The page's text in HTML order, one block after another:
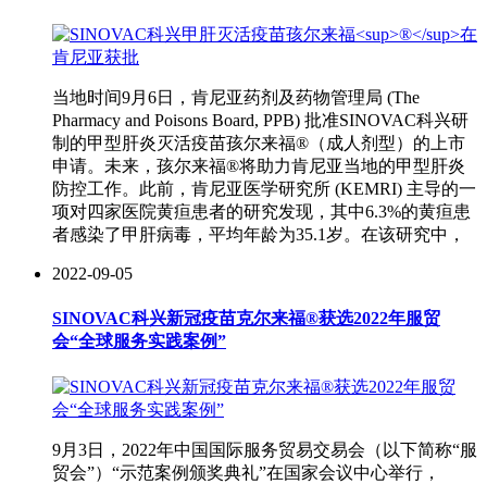
当地时间9月6日，肯尼亚药剂及药物管理局 (The
Pharmacy and Poisons Board, PPB) 批准SINOVAC科兴研
制的甲型肝炎灭活疫苗孩尔来福®（成人剂型）的上市
申请。未来，孩尔来福®将助力肯尼亚当地的甲型肝炎
防控工作。此前，肯尼亚医学研究所 (KEMRI) 主导的一
项对四家医院黄疸患者的研究发现，其中6.3%的黄疸患
者感染了甲肝病毒，平均年龄为35.1岁。在该研究中，
2022-09-05
SINOVAC科兴新冠疫苗克尔来福®获选2022年服贸
会“全球服务实践案例”
9月3日，2022年中国国际服务贸易交易会（以下简称“服
贸会”）“示范案例颁奖典礼”在国家会议中心举行，